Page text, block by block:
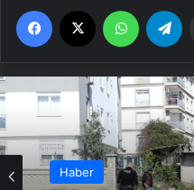
Facebook WhatsApp
Haber